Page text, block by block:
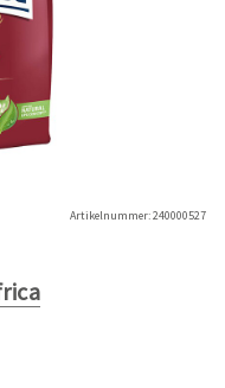
Artikelnummer:240000527